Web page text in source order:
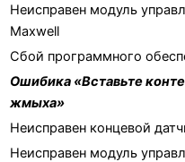
Неисправен модуль
Maxwell
Сбой программного
Ошибика «Вставьте
жмыха»
Неисправен концевой
Неисправен модуль